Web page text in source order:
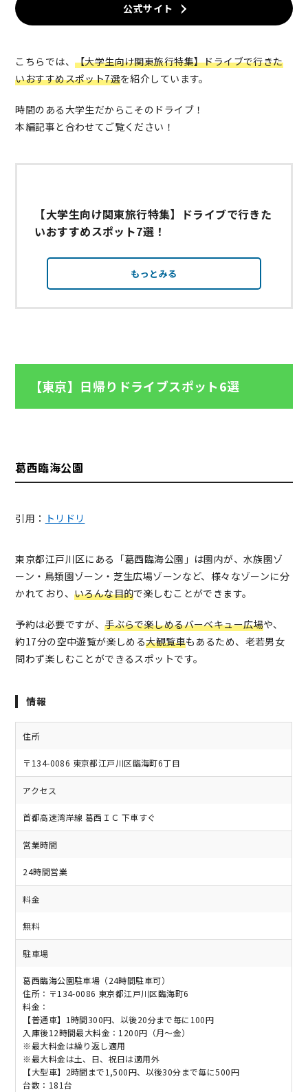
公式サイト
こちらでは、 【大学生向け関東旅行特集】ドライブで行きた
いおすすめスポット7選を紹介しています。
時間のある大学生だからこそのドライブ！
本編記事と合わせてご覧ください！
【大学生向け関東旅行特集】ドライブで行きた
いおすすめスポット7選！
もっとみる
【東京】日帰りドライブスポット6選
葛西臨海公園
引用： トリドリ
東京都江戸川区にある「葛西臨海公園」は園内が、水族園ゾ
ーン・鳥類園ゾーン・芝生広場ゾーンなど、様々なゾーンに分
かれており、 いろんな目的で楽しむことができます。
予約は必要ですが、手ぶらで楽しめるバーベキュー広場や、
約17分の空中遊覧が楽しめる大観覧車もあるため、老若男女
問わず楽しむことができるスポットです。
情報
住所
〒134-0086 東京都江戸川区臨海町6丁目
アクセス
首都高速湾岸線 葛西ＩＣ 下車すぐ
営業時間
24時間営業
料金
無料
駐車場
葛西臨海公園駐車場（24時間駐車可）
住所：〒134-0086 東京都江戸川区臨海町6
料金：
【普通車】1時間300円、以後20分まで毎に100円
入庫後12時間最大料金：1200円（月～金）
※最大料金は繰り返し適用
※最大料金は土、日、祝日は適用外
【大型車】2時間まで1,500円、以後30分まで毎に500円
台数：181台